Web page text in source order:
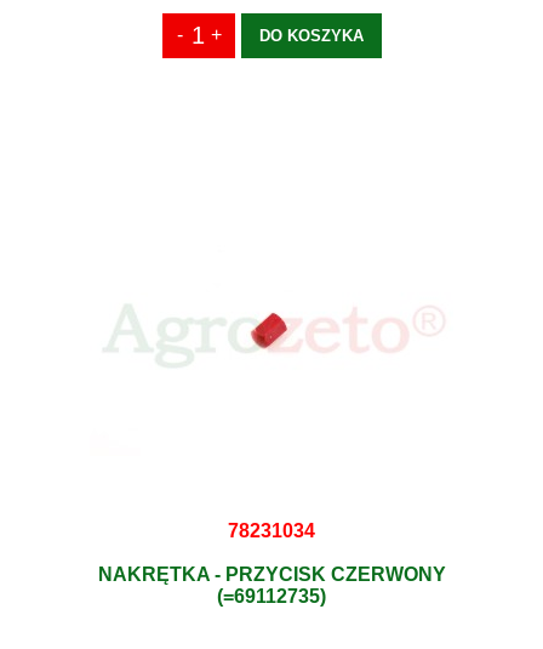
DO KOSZYKA
78231034
NAKRĘTKA - PRZYCISK CZERWONY
(=69112735)